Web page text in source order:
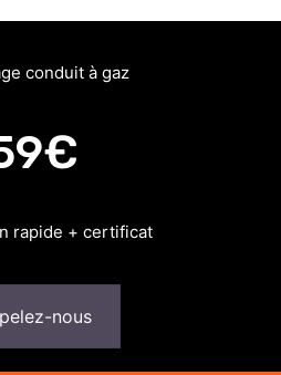
conduit à gaz
rapide + certificat
nous